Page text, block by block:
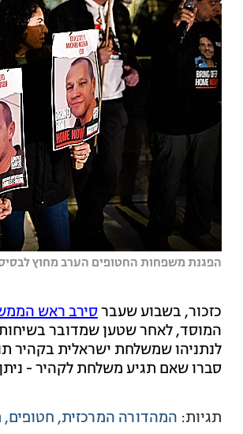
הפגנת משפחות החטופים הערב מחוץ לבסיס
כזכור, בשבוע שעברסירב ראש
לנתניהו שמשלחת ישראלית בקהיר
סברו שאם תגיע משלחת לקהיר -
תגיות: המהדורה המרכזית חטופים